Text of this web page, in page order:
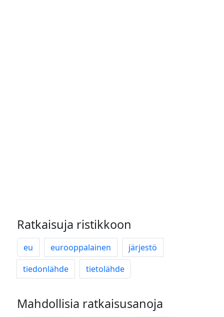
Ratkaisuja ristikkoon
eu eurooppalainen
järjestö
tiedonlähde
tietolähde
Mahdollisia ratkaisusanoja